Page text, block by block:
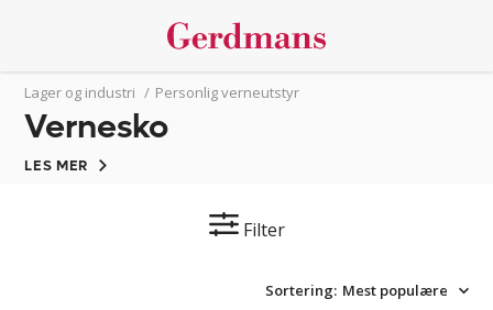
Lager og industri / Personlig verneutstyr
Vernesko
LES MER
Filter
Sortering: Mest populære